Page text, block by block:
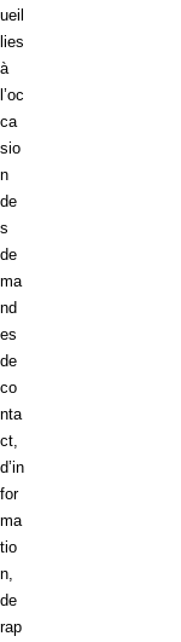
ueil
lies
à
l’oc
ca
sio
n
de
s
de
ma
nd
es
de
co
nta
ct,
d’in
for
ma
tio
n,
de
rap